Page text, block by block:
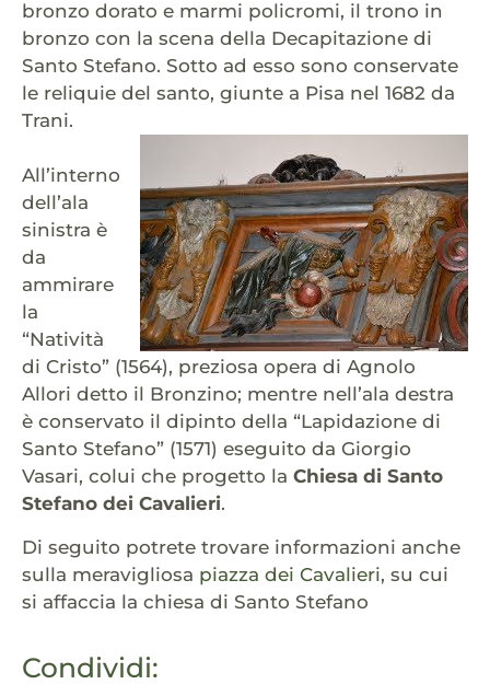
Condividi:
bronzo dorato e marmi policromi, il trono in
bronzo con la scena della Decapitazione di
Santo Stefano. Sotto ad esso sono conservate
le reliquie del santo, giunte a Pisa nel 1682 da
Trani.
All’interno
dell’ala
sinistra è
da
ammirare
la
“Natività
di Cristo” (1564), preziosa opera di Agnolo
Allori detto il Bronzino; mentre nell’ala destra
è conservato il dipinto della “Lapidazione di
Santo Stefano” (1571) eseguito da Giorgio
Vasari, colui che progetto la Chiesa di Santo
Stefano dei Cavalieri.
Di seguito potrete trovare informazioni anche
sulla meravigliosa piazza dei Cavalieri, su cui
si affaccia la chiesa di Santo Stefano